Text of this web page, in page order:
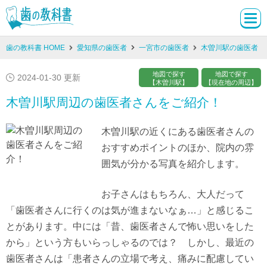
歯の教科書 HOME 愛知県の歯医者 一宮市の歯医者 木曽川駅の歯医者
2024-01-30 更新
地図で探す
【木曽川駅】
地図で探す
【現在地の周辺】
木曽川駅周辺の歯医者さんをご紹介！
木曽川駅の近くにある歯医者さんの
おすすめポイントのほか、院内の雰
囲気が分かる写真を紹介します。
お子さんはもちろん、大人だって
「歯医者さんに行くのは気が進まないなぁ…」と感じるこ
とがあります。中には「昔、歯医者さんで怖い思いをした
から」という方もいらっしゃるのでは？ しかし、最近の
歯医者さんは「患者さんの立場で考え、痛みに配慮してい